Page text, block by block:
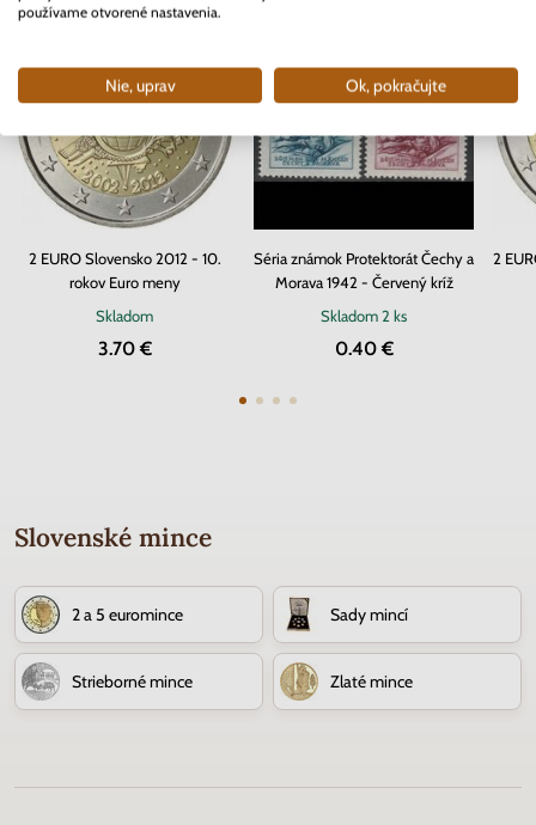
2 EURO Slovensko 2012 - 10.
rokov Euro meny
Skladom
3.70 €
Séria známok Protektorát Čechy a
Morava 1942 - Červený kríž
Skladom2 ks
0.40 €
2
Slovenské mince
2 a 5 euromince Sady mincí
Strieborné mince Zlaté mince
používame otvorené nastavenia.
Nie, uprav Ok, pokračujte